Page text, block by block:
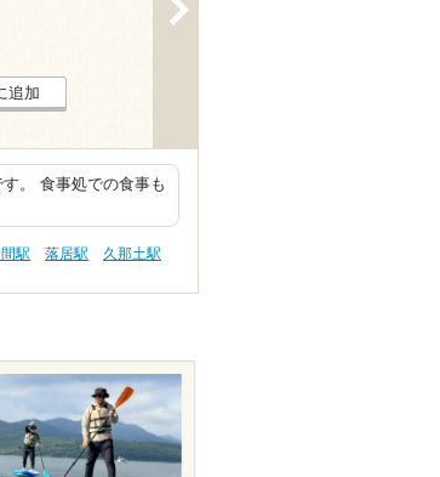
追加
。 食事処での食事も
駅 落居駅
久那土駅